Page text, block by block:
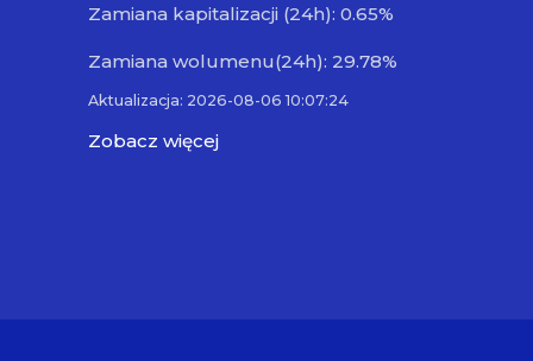
Zamiana kapitalizacji (24h): 0.65%
Zamiana wolumenu(24h): 29.78%
Aktualizacja: 2026-08-06 10:07:24
Zobacz więcej